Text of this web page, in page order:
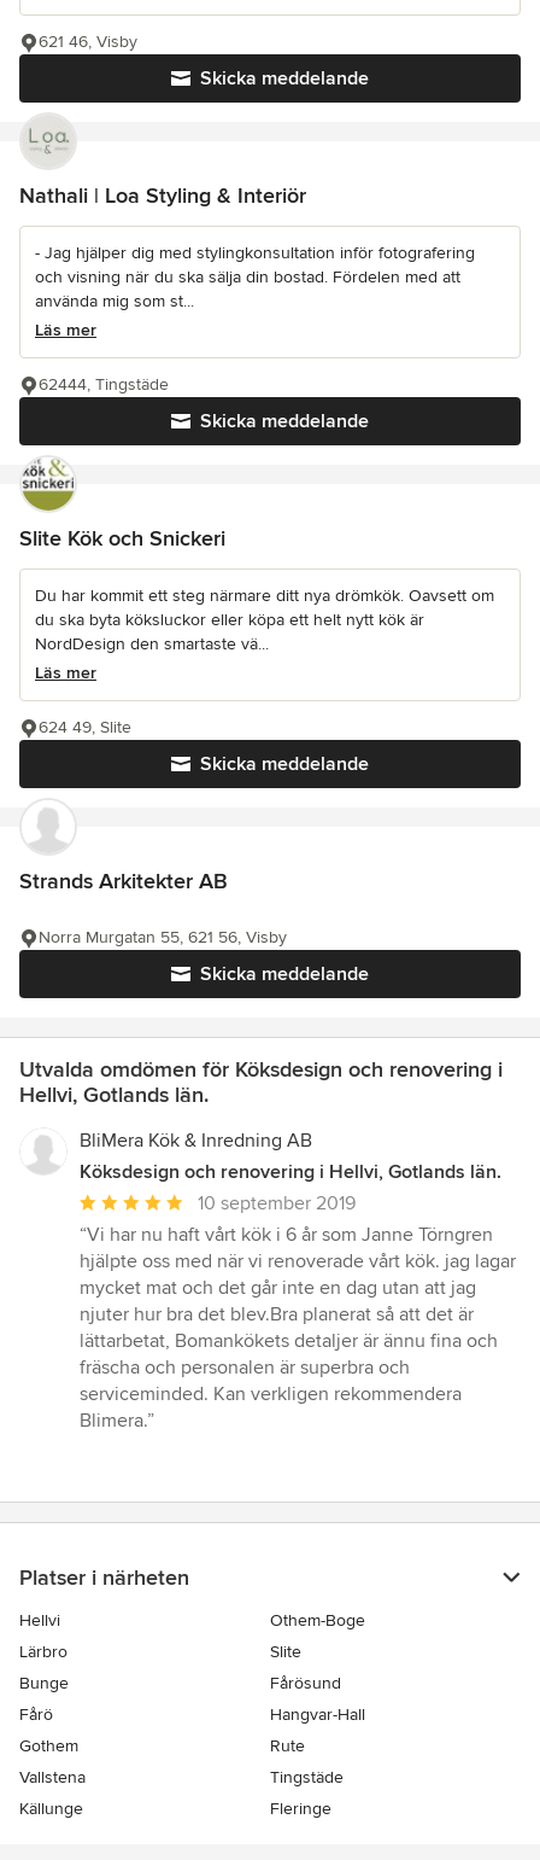
Skicka meddelande
621 46, Visby
Nathali | Loa Styling & Interiör
- Jag hjälper dig med stylingkonsultation inför fotografering
och visning när du ska sälja din bostad. Fördelen med att
använda mig som st...
Läs mer
Skicka meddelande
62444, Tingstäde
Slite Kök och Snickeri
Du har kommit ett steg närmare ditt nya drömkök. Oavsett om
du ska byta köksluckor eller köpa ett helt nytt kök är
NordDesign den smartaste vä...
Läs mer
Skicka meddelande
624 49, Slite
Strands Arkitekter AB
Skicka meddelande
Norra Murgatan 55, 621 56, Visby
Utvalda omdömen för Köksdesign och renovering i
Hellvi, Gotlands län.
BliMera Kök & Inredning AB
Köksdesign och renovering i Hellvi, Gotlands län.
Genomsnittligt
omdöme:
5
av
5
stjärnor
10 september 2019
“Vi har nu haft vårt kök i 6 år som Janne Törngren
hjälpte oss med när vi renoverade vårt kök. jag lagar
mycket mat och det går inte en dag utan att jag
njuter hur bra det blev.Bra planerat så att det är
lättarbetat, Bomankökets detaljer är ännu fina och
fräscha och personalen är superbra och
serviceminded. Kan verkligen rekommendera
Blimera.”
Platser i närheten
Hellvi
Othem-Boge
Lärbro
Slite
Bunge
Fårösund
Fårö
Hangvar-Hall
Gothem
Rute
Vallstena
Tingstäde
Källunge
Fleringe